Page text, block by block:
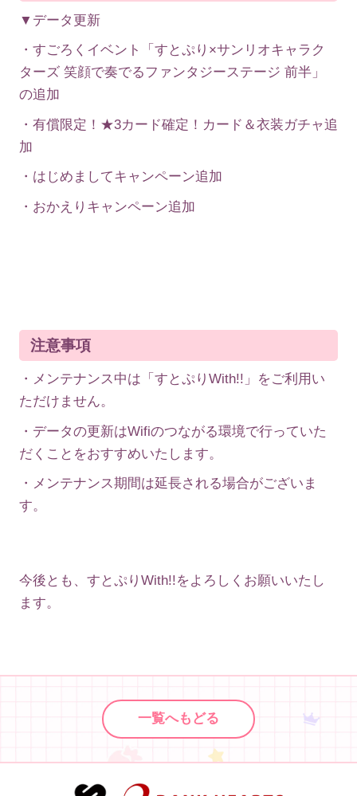
▼データ更新
・すごろくイベント「すとぷり×サンリオキャラク
ターズ 笑顔で奏でるファンタジーステージ 前半」
の追加
・有償限定！★3カード確定！カード＆衣装ガチャ追
加
・はじめましてキャンペーン追加
・おかえりキャンペーン追加
注意事項
・メンテナンス中は「すとぷりWith!!」をご利用い
ただけません。
・データの更新はWifiのつながる環境で行っていた
だくことをおすすめいたします。
・メンテナンス期間は延長される場合がございま
す。
今後とも、すとぷりWith!!をよろしくお願いいたし
ます。
一覧へもどる